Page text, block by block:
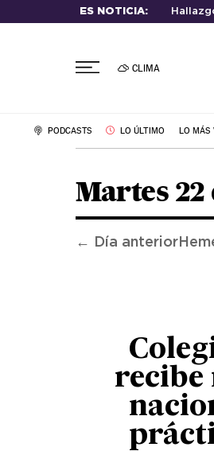
ES NOTICIA:
CLIMA
PODCASTS LO ÚLTIMO LO MÁS
Martes
← Día anterior
recibe